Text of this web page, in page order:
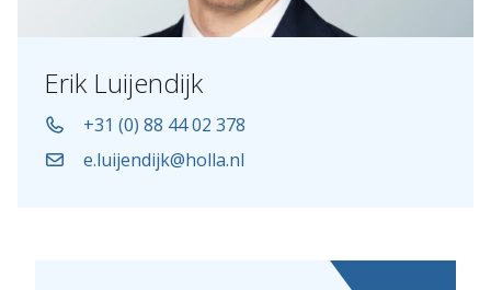
Erik Luijendijk
+31 (0) 88 44 02 378
e.luijendijk@holla.nl